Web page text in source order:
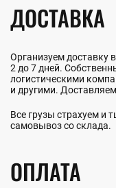
ДОСТАВКА
Организуем доставку
2 до 7 дней.
логистическими
и другими.
Все грузы страхуем и
самовывоз со склада.
ОПЛАТА